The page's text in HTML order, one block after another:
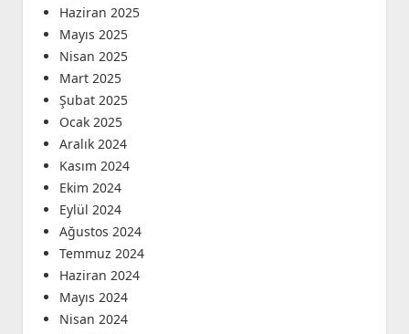
Haziran 2025
Mayıs 2025
Nisan 2025
Mart 2025
Şubat 2025
Ocak 2025
Aralık 2024
Kasım 2024
Ekim 2024
Eylül 2024
Ağustos 2024
Temmuz 2024
Haziran 2024
Mayıs 2024
Nisan 2024